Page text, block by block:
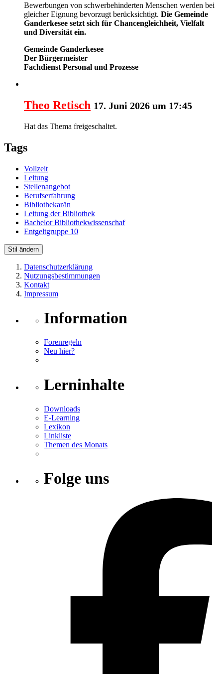
Bewerbungen von schwerbehinderten Menschen werden bei
gleicher Eignung bevorzugt berücksichtigt. Die Gemeinde
Ganderkesee setzt sich für Chancengleichheit, Vielfalt
und Diversität ein.
Gemeinde Ganderkesee
Der Bürgermeister
Fachdienst Personal und Prozesse
Theo Retisch 17. Juni 2026 um 17:45
Hat das Thema freigeschaltet.
Tags
Vollzeit
Leitung
Stellenangebot
Berufserfahrung
Bibliothekar/in
Leitung der Bibliothek
Bachelor Bibliothekwissenschaf
Entgeltgruppe 10
Stil ändern
Datenschutzerklärung
Nutzungsbestimmungen
Kontakt
Impressum
Information
Forenregeln
Neu hier?
Lerninhalte
Downloads
E-Learning
Lexikon
Linkliste
Themen des Monats
Folge uns